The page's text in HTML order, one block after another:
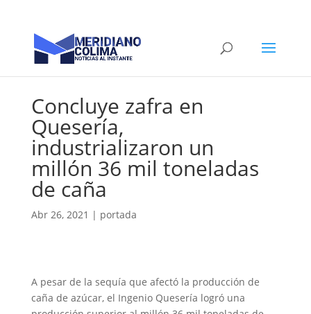
Concluye zafra en
Quesería,
industrializaron un
millón 36 mil toneladas
de caña
Abr 26, 2021 | portada
A pesar de la sequía que afectó la producción de
caña de azúcar, el Ingenio Quesería logró una